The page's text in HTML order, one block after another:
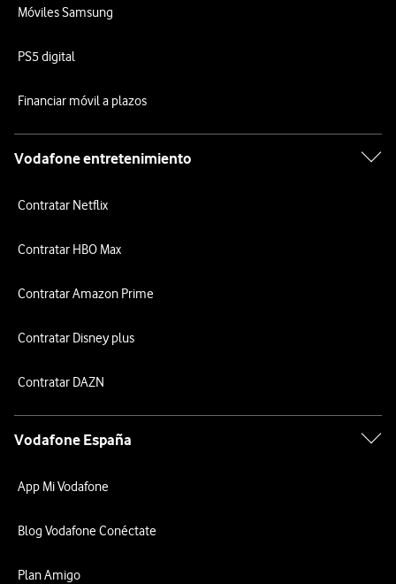
Móviles Samsung
PS5 digital
Financiar móvil a plazos
Vodafone entretenimiento
Contratar Netflix
Contratar HBO Max
Contratar Amazon Prime
Contratar Disney plus
Contratar DAZN
Vodafone España
App Mi Vodafone
Blog Vodafone Conéctate
Plan Amigo